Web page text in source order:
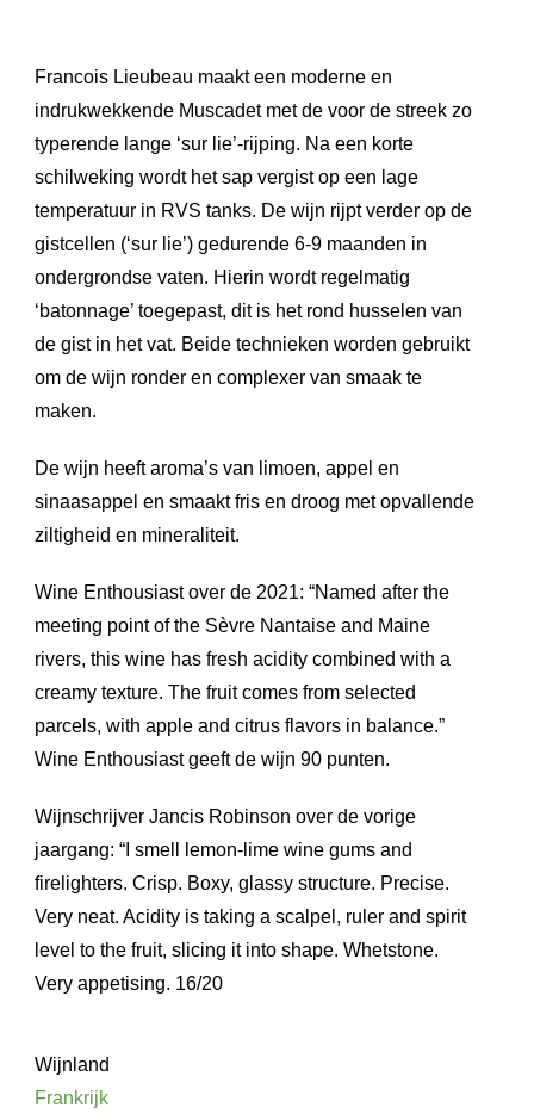
Francois Lieubeau maakt een moderne en
indrukwekkende Muscadet met de voor de streek zo
typerende lange ‘sur lie’-rijping. Na een korte
schilweking wordt het sap vergist op een lage
temperatuur in RVS tanks. De wijn rijpt verder op de
gistcellen (‘sur lie’) gedurende 6-9 maanden in
ondergrondse vaten. Hierin wordt regelmatig
‘batonnage’ toegepast, dit is het rond husselen van
de gist in het vat. Beide technieken worden gebruikt
om de wijn ronder en complexer van smaak te
maken.
De wijn heeft aroma’s van limoen, appel en
sinaasappel en smaakt fris en droog met opvallende
ziltigheid en mineraliteit.
Wine Enthousiast over de 2021: “Named after the
meeting point of the Sèvre Nantaise and Maine
rivers, this wine has fresh acidity combined with a
creamy texture. The fruit comes from selected
parcels, with apple and citrus flavors in balance.”
Wine Enthousiast geeft de wijn 90 punten.
Wijnschrijver Jancis Robinson over de vorige
jaargang: “I smell lemon-lime wine gums and
firelighters. Crisp. Boxy, glassy structure. Precise.
Very neat. Acidity is taking a scalpel, ruler and spirit
level to the fruit, slicing it into shape. Whetstone.
Very appetising. 16/20
Wijnland
Frankrijk